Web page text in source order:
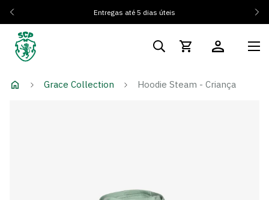
Entregas até 5 dias úteis
Grace Collection Hoodie Steam - Criança